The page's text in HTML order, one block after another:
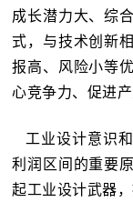
成长潜力大、综
式，与技术创新
报高、风险小等
心竞争力、促进
工业设计意识
利润区间的重要原
起工业设计武器